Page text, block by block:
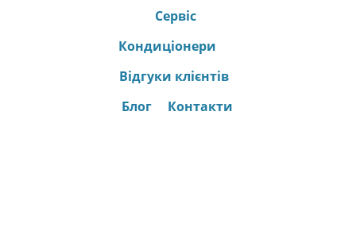
Сервіс
Кондиціонери
Відгуки клієнтів
Блог
Контакти